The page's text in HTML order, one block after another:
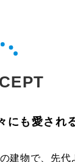
にも愛され
建物で、先